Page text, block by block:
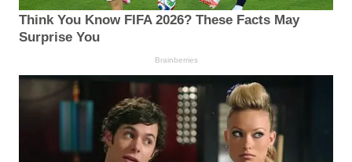
Think You Know FIFA 2026? These Facts May
Surprise You
Brainberries